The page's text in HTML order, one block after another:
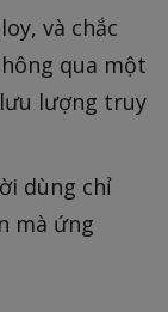
và chắc
qua một
lượng truy
dùng chỉ
mà ứng